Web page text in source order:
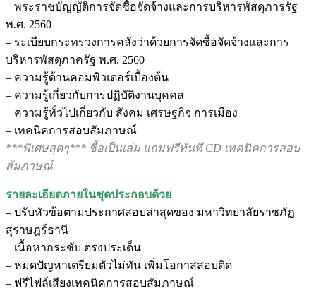
– พระราชบัญญัติการจัดซื้อจัดจ้างและการบริหารพัสดุภารรัฐ
พ.ศ. 2560
– ระเบียบกระทรวงการคลังว่าด้วยการจัดซื้อจัดจ้างและการ
บริหารพัสดุภาครัฐ พ.ศ. 2560
– ความรู้ด้านคอมพิวเตอร์เบื้องต้น
– ความรู้เกี่ยวกับการปฏิบัติงานบุคคล
– ความรู้ทั่วไปเกี่ยวกับ สังคม เศรษฐกิจ การเมือง
– เทคนิคการสอบสัมภาษณ์
***พิเศษสุดๆ*** ชื้อเป็นเล่ม แถมฟรีทันที CD เทคนิคการสอบ
สัมภาษณ์
รายละเอียดภายในชุดประกอบด้วย
– ปรับหัวข้อตามประกาศสอบล่าสุดของ มหาวิทยาลัยราชภัฏ
สุราษฎร์ธานี
– เนื้อหากระชับ ตรงประเด็น
– หมดปัญหาเตรียมตัวไม่ทัน เพิ่มโอกาสสอบติด
– ฟรีไฟล์เสียงเทคนิคการสอบสัมภาษณ์